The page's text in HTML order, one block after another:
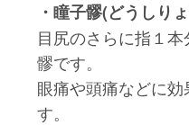
・瞳子髎(どうしり
目尻のさらに指１
髎です。
眼痛や頭痛などに
す。